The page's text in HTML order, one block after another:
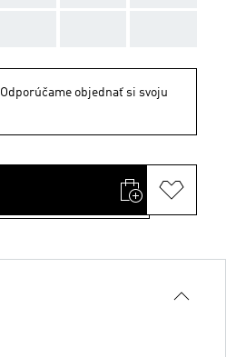
Odporúčame objednať si svoju